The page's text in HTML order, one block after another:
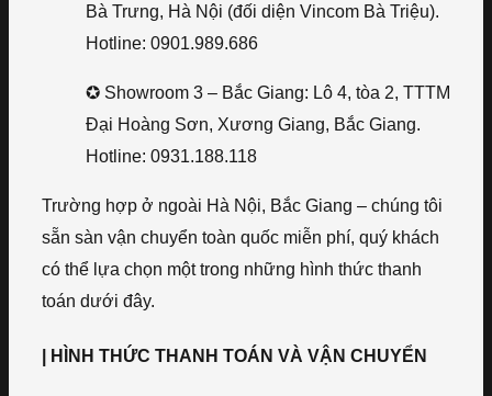
Bà Trưng, Hà Nội (đối diện Vincom Bà Triệu).
Hotline: 0901.989.686
✪ Showroom 3 – Bắc Giang: Lô 4, tòa 2, TTTM
Đại Hoàng Sơn, Xương Giang, Bắc Giang.
Hotline: 0931.188.118
Trường hợp ở ngoài Hà Nội, Bắc Giang – chúng tôi
sẵn sàn vận chuyển toàn quốc miễn phí, quý khách
có thể lựa chọn một trong những hình thức thanh
toán dưới đây.
| HÌNH THỨC THANH TOÁN VÀ VẬN CHUYỂN